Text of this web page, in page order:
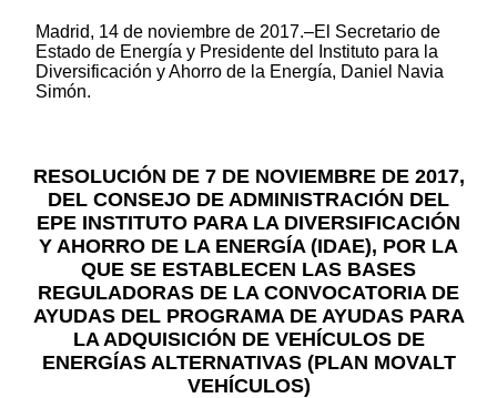
Madrid, 14 de noviembre de 2017.–El Secretario de
Estado de Energía y Presidente del Instituto para la
Diversificación y Ahorro de la Energía, Daniel Navia
Simón.
RESOLUCIÓN DE 7 DE NOVIEMBRE DE 2017,
DEL CONSEJO DE ADMINISTRACIÓN DEL
EPE INSTITUTO PARA LA DIVERSIFICACIÓN
Y AHORRO DE LA ENERGÍA (IDAE), POR LA
QUE SE ESTABLECEN LAS BASES
REGULADORAS DE LA CONVOCATORIA DE
AYUDAS DEL PROGRAMA DE AYUDAS PARA
LA ADQUISICIÓN DE VEHÍCULOS DE
ENERGÍAS ALTERNATIVAS (PLAN MOVALT
VEHÍCULOS)